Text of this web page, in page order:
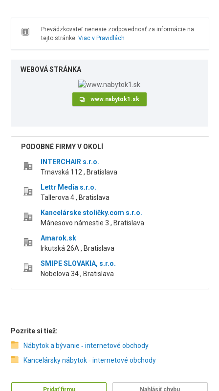
Prevádzkovateľ nenesie zodpovednosť za informácie na
tejto stránke. Viac v Pravidlách
WEBOVÁ STRÁNKA
www.nabytok1.sk
PODOBNÉ FIRMY V OKOLÍ
INTERCHAIR s.r.o.
Trnavská 112 , Bratislava
Lettr Media s.r.o.
Tallerova 4 , Bratislava
Kancelárske stoličky.com s.r.o.
Mánesovo námestie 3 , Bratislava
Amarok.sk
Irkutská 26A , Bratislava
SMIPE SLOVAKIA, s.r.o.
Nobelova 34 , Bratislava
Pozrite si tiež:
Nábytok a bývanie ‑ internetové obchody
Kancelársky nábytok ‑ internetové obchody
Pridať firmu Nahlásiť chybu